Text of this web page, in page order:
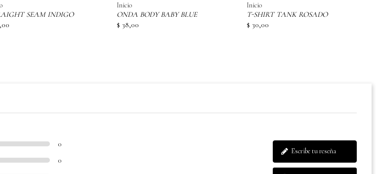
SEAM INDIGO
Inicio
ONDA BODY BABY BLUE
$ 38,00
Inicio
T-SHIRT TANK ROSADO
$ 30,00
0
0
Escribe tu reseña